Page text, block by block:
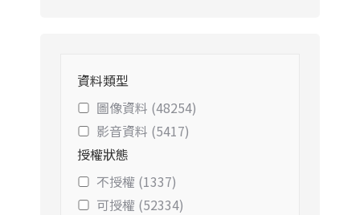
資料類型
圖像資料 (48254)
影音資料 (5417)
授權狀態
不授權 (1337)
可授權 (52334)